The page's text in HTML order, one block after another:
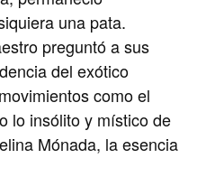
una pata.
preguntó a sus
del exótico
como el
lo insólito y místico de
Mónada, la esencia